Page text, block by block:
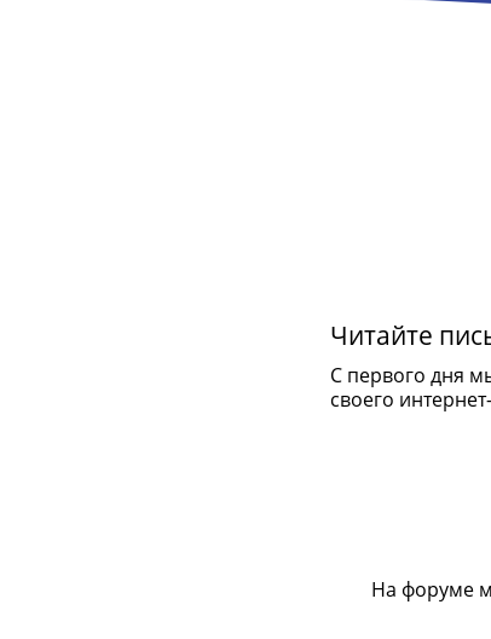
Читайте
С первого дня
своего
На форуме